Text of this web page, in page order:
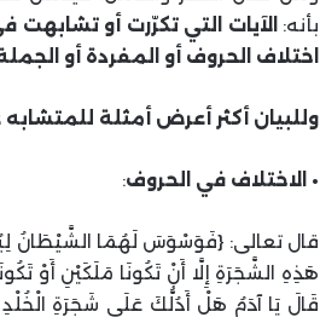
بأنه: الآيات التي تكرّرت أو
اختلاف الحروف أو المفردة أو
وللبيان أكثر أعرض أمثلة
• الاختلاف في الحروف:
قال تعالى: {فَوَسْوَسَ لَهُمَا الشَّيْطَانُ